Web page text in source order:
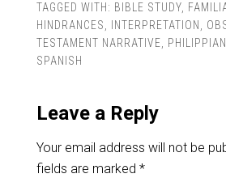
TAGGED WITH: BIBLE STUDY,
HINDRANCES, INTERPRETATION ,
TESTAMENT NARRATIVE,
SPANISH
Leave a Reply
Your email address will not be
fields are marked *